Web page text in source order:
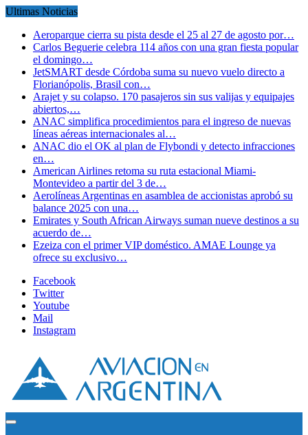
Ultimas Noticias
Aeroparque cierra su pista desde el 25 al 27 de agosto por…
Carlos Beguerie celebra 114 años con una gran fiesta popular
el domingo…
JetSMART desde Córdoba suma su nuevo vuelo directo a
Florianópolis, Brasil con…
Arajet y su colapso. 170 pasajeros sin sus valijas y equipajes
abiertos,…
ANAC simplifica procedimientos para el ingreso de nuevas
líneas aéreas internacionales al…
ANAC dio el OK al plan de Flybondi y detecto infracciones
en…
American Airlines retoma su ruta estacional Miami-
Montevideo a partir del 3 de…
Aerolíneas Argentinas en asamblea de accionistas aprobó su
balance 2025 con una…
Emirates y South African Airways suman nueve destinos a su
acuerdo de…
Ezeiza con el primer VIP doméstico. AMAE Lounge ya
ofrece su exclusivo…
Facebook
Twitter
Youtube
Mail
Instagram